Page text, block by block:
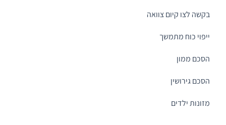
בקשה לצו קיום צוואה
ייפוי כוח מתמשך
הסכם ממון
הסכם גירושין
מזונות ילדים